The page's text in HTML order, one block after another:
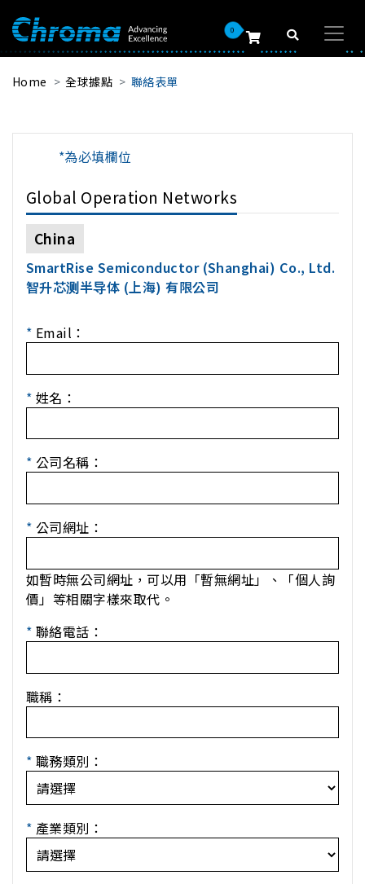
0
Home 全球據點 聯絡表單
*為必填欄位
Global Operation Networks
China
SmartRise Semiconductor (Shanghai) Co., Ltd.
智升芯测半导体 (上海) 有限公司
* Email：
* 姓名：
* 公司名稱：
* 公司網址：
如暫時無公司網址，可以用「暫無網址」、「個人詢
價」等相關字樣來取代。
* 聯絡電話：
職稱：
* 職務類別：
* 產業類別：